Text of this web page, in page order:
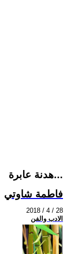
هدنة عابرة...
فاطمة شاوتي
2018 / 4 / 28
الادب والفن